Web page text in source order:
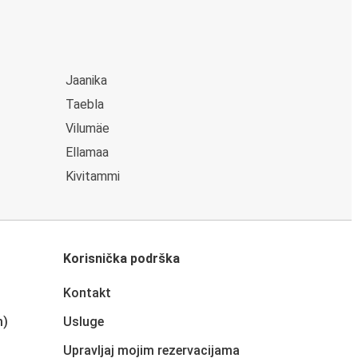
Jaanika
Taebla
Vilumäe
Ellamaa
Kivitammi
Korisnička podrška
Kontakt
Usluge
Upravljaj mojim rezervacijama